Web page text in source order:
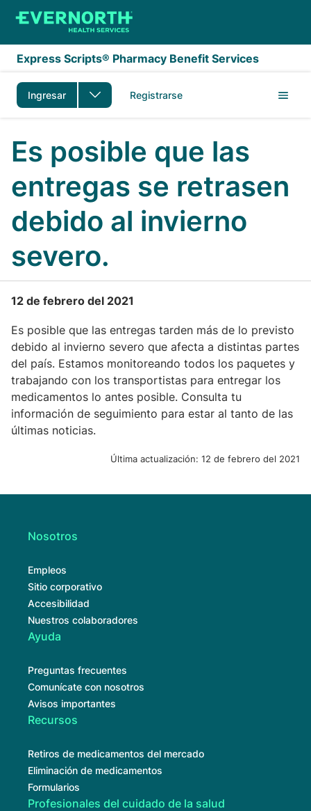
Saltar al contenido principal
Express Scripts® Pharmacy Benefit Services
Ingresar Registrarse
Es posible que las
entregas se retrasen
debido al invierno
severo.
12 de febrero del 2021
Es posible que las entregas tarden más de lo previsto
debido al invierno severo que afecta a distintas partes
del país. Estamos monitoreando todos los paquetes y
trabajando con los transportistas para entregar los
medicamentos lo antes posible. Consulta tu
información de seguimiento para estar al tanto de las
últimas noticias.
Última actualización: 12 de febrero del 2021
Nosotros
Empleos
Sitio corporativo
Accesibilidad
Nuestros colaboradores
Ayuda
Preguntas frecuentes
Comunícate con nosotros
Avisos importantes
Recursos
Retiros de medicamentos del mercado
Eliminación de medicamentos
Formularios
Profesionales del cuidado de la salud